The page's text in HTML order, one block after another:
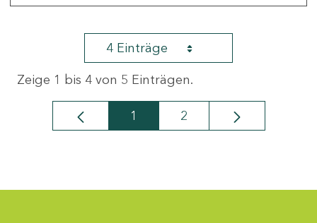
4 Einträge
Zeige 1 bis 4 von 5 Einträgen.
Seite
1 Seite
2